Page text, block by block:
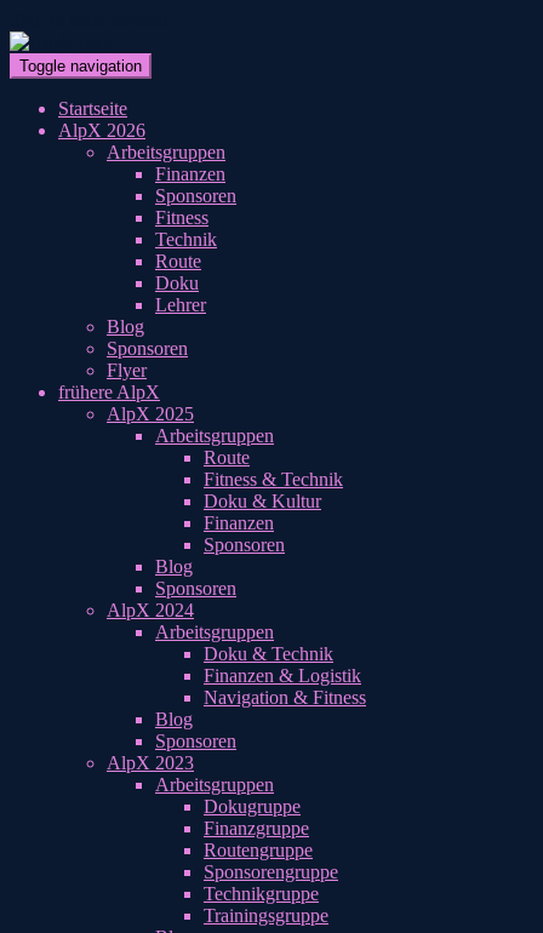
Toggle navigation
Startseite
AlpX 2026
Arbeitsgruppen
Finanzen
Sponsoren
Fitness
Technik
Route
Doku
Lehrer
Blog
Sponsoren
Flyer
frühere AlpX
AlpX 2025
Arbeitsgruppen
Route
Fitness & Technik
Doku & Kultur
Finanzen
Sponsoren
Blog
Sponsoren
AlpX 2024
Arbeitsgruppen
Doku & Technik
Finanzen & Logistik
Navigation & Fitness
Blog
Sponsoren
AlpX 2023
Arbeitsgruppen
Dokugruppe
Finanzgruppe
Routengruppe
Sponsorengruppe
Technikgruppe
Trainingsgruppe